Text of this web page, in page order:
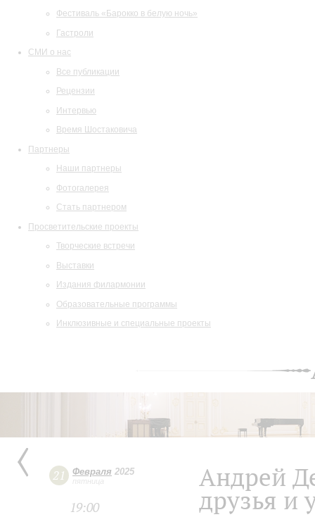
Фестиваль «Барокко в белую ночь»
Гастроли
СМИ о нас
Все публикации
Рецензии
Интервью
Время Шостаковича
Партнеры
Наши партнеры
Фотогалерея
Стать партнером
Просветительские проекты
Творческие встречи
Выставки
Издания филармонии
Образовательные программы
Инклюзивные и специальные проекты
21 Февраля 2025
пятница
19:00
Андрей
друзья и